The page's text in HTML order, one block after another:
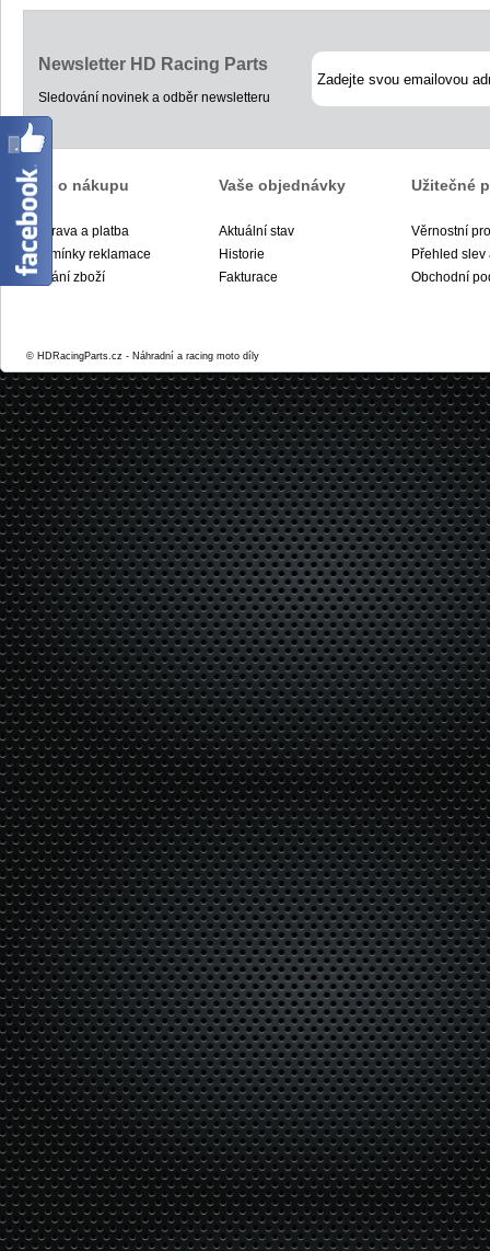
Newsletter HD Racing Parts
Sledování novinek a odběr newsletteru
Vše o nákupu
Doprava a platba
Podmínky reklamace
Dodání zboží
Vaše objednávky
Aktuální stav
Historie
Fakturace
Užitečné
Věrnostní
Přehled slev
Obchodní
© HDRacingParts.cz - Náhradní a racing moto díly